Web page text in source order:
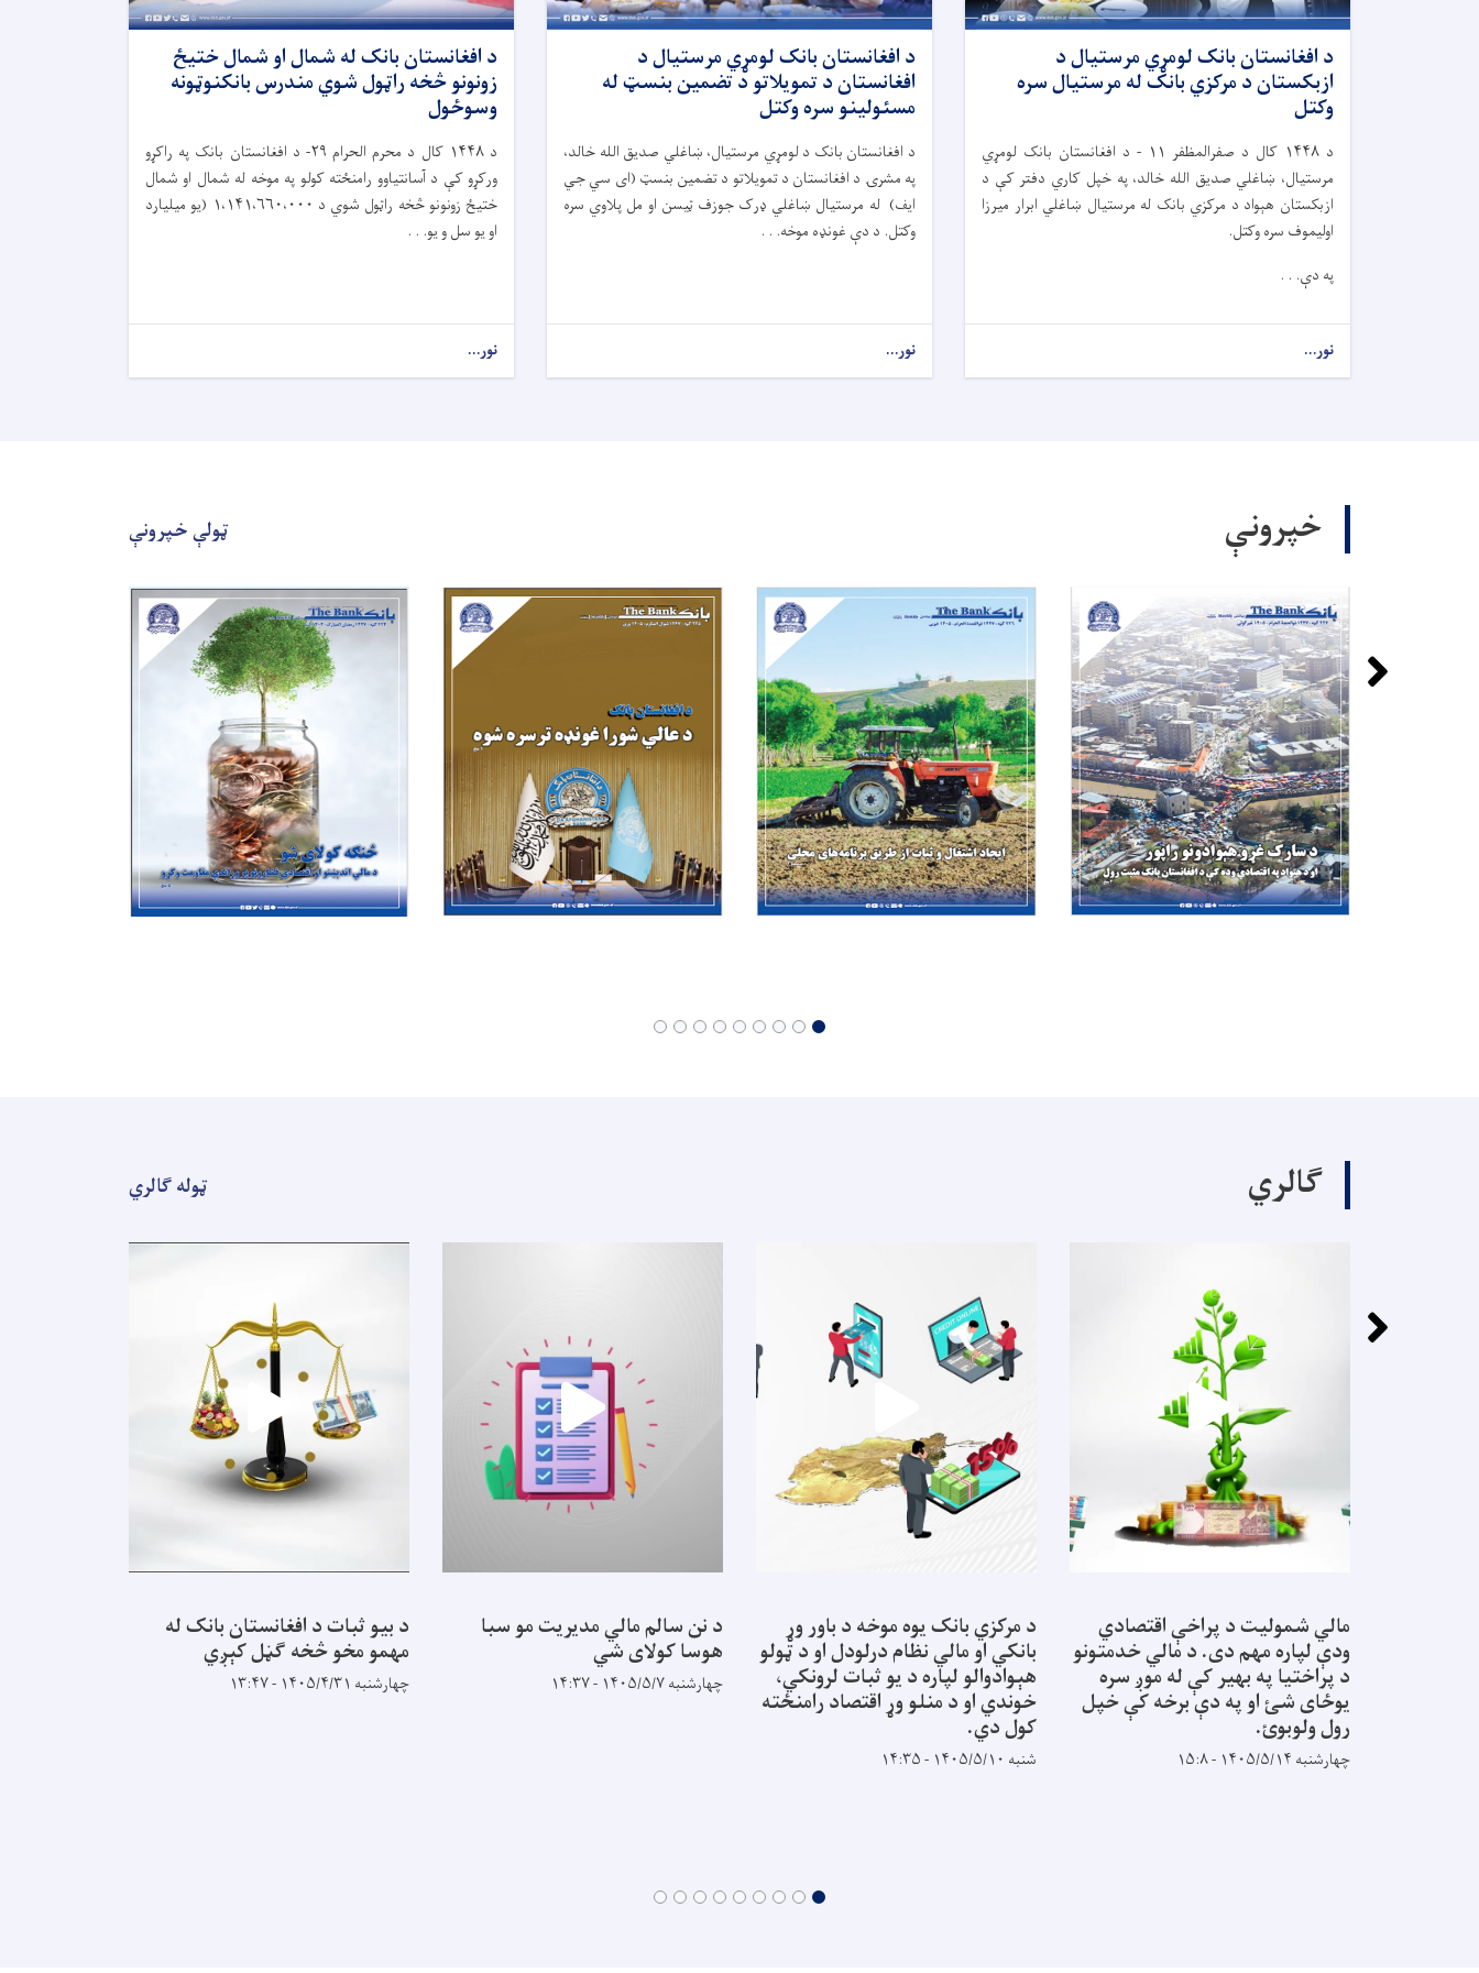
د افغانستان بانک لومړي مرستیال د
ازبکستان د مرکزي بانک له مرستیال سره
وکتل
د ۱۴۴۸ کال د صفرالمظفر ۱۱ -
د افغانستان بانک لومړي
مرستیال، ښاغلي صدیق الله خالد، په خپل کاري دفتر کې د
ازبکستان هېواد د مرکزي بانک له مرستیال ښاغلي ابرار میرزا
اولیموف سره وکتل.
په دې. . .
نور...
د افغانستان بانک لومړي مرستیال د
افغانستان د تمویلاتو د تضمین بنسټ له
مسئولینو سره وکتل
د افغانستان بانک د لومړي مرستیال، ښاغلي صدیق الله خالد،
په مشرۍ د افغانستان د تمویلاتو د تضمین بنسټ (ای سي جي
ایف) له مرستیال ښاغلي ډرک جوزف ټیسن او مل پلاوي سره
وکتل. د دې غونډه موخه. . .
نور...
د افغانستان بانک له شمال او شمال ختیځ
زونونو څخه راټول شوي مندرس بانکنوټونه
وسوځول
د۱۴۴۸ کال د محرم الحرام ۲۹- د افغانستان بانک په راکړو
ورکړو کې د آسانتیاوو رامنځته کولو په موخه له شمال او شمال
ختیځ زونونو څخه راټول شوي د ۱،۱۴۱،۶۶۰،۰۰۰ ( یو میلیارد
او یو سل و یو. . .
نور...
خپرونې ټولې خپرونې
ګالري ټوله ګالري
مالي شمولیت د پراخې اقتصادي
ودې لپاره مهم دی. د مالي خدمتونو
د پراختیا په بهیر کې له موږ سره
یوځای شئ او په دې برخه کې خپل
رول ولوبوئ.
چهارشنبه ۱۴۰۵/۵/۱۴ - ۱۵:۸
د مرکزي بانک یوه موخه د باور وړ
بانکي او مالي نظام درلودل او د ټولو
هېوادوالو لپاره د یو ثبات لرونکي،
خوندي او د منلو وړ اقتصاد رامنځته
کول دي.
شنبه ۱۴۰۵/۵/۱۰ - ۱۴:۳۵
د نن سالم مالي مدیریت مو سبا
هوسا کولای شي
چهارشنبه ۱۴۰۵/۵/۷ - ۱۴:۳۷
د بیو ثبات د افغانستان بانک له
مهمو مخو څخه ګڼل کېږي
چهارشنبه ۱۴۰۵/۴/۳۱ - ۱۳:۴۷